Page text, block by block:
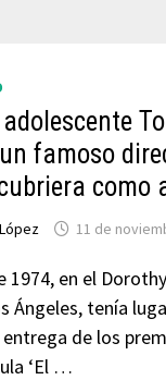
famoso
como
11 de
1974, en el
Ángeles, tenía
de los
‘El …